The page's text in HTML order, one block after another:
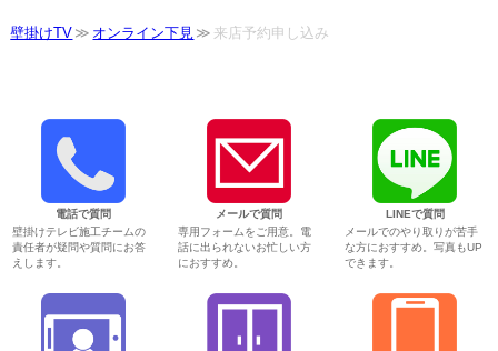
壁掛けTV オンライン下見 来店予約申し込み
電話で質問
壁掛けテレビ施工チームの
責任者が疑問や質問にお答
えします。
メールで質問
専用フォームをご用意。電
話に出られないお忙しい方
におすすめ。
LINEで質問
メールでのやり取りが苦手
な方におすすめ。写真もUP
できます。